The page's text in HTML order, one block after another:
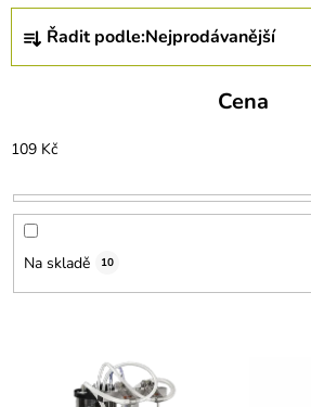
Ř
z
í
p
o
Řadit podle:Nejprodávanější
Cena
109 Kč
Na skladě 10